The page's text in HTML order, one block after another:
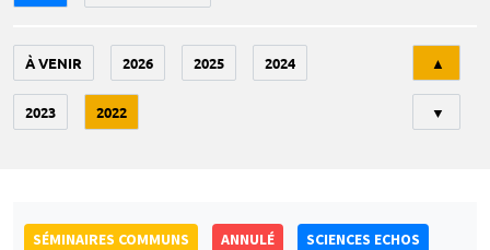
À VENIR 2026 2025 2024
2023 2022
▲
▼
SÉMINAIRES COMMUNS ANNULÉ
SCIENCES ECHOS